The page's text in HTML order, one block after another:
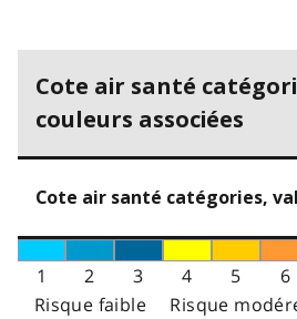
Cote air santé
couleurs associées
Cote air santé catégories,
1 2 3 4 5 6
Risque faible
Risque